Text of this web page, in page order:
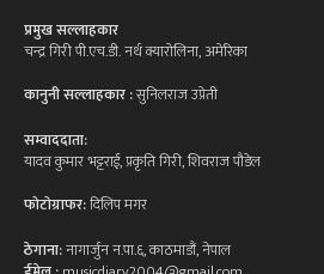
प्रमुख सल्लाहकार
चन्द्र गिरी पी.एच.डी. नर्थ क्यारोलिना, अमेरिका
कानुनी सल्लाहकार :सुनिलराज उप्रेती
सम्वाददाता:
यादव कुमार भट्टराई, प्रकृति गिरी, शिवराज पौडेल
फोटोग्राफर:दिलिप मगर
ठेगाना:नागार्जुन न.पा.६, काठमाडौं, नेपाल